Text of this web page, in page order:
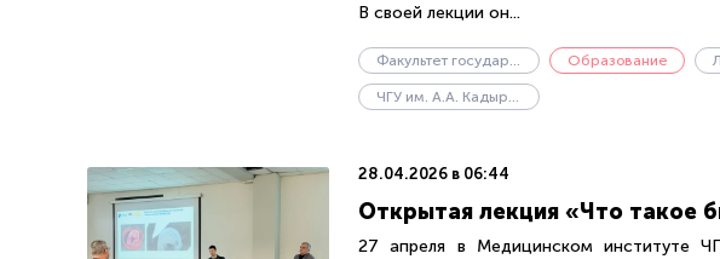
В своей лекции он...
Факультет государственного управления Образование
ЧГУ им. А.А. Кадырова
28.04.2026 в 06:44
Открытая лекция «Что такое
27 апреля в Медицинском институте